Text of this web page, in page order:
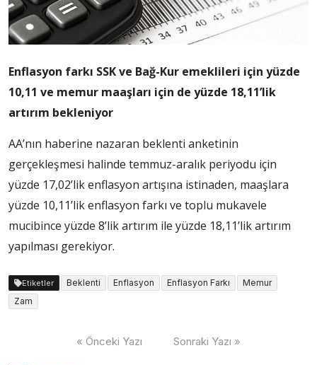
Enflasyon farkı SSK ve Bağ-Kur emeklileri için yüzde
10,11 ve memur maaşları için de yüzde 18,11’lik
artırım bekleniyor
AA’nın haberine nazaran beklenti anketinin
gerçekleşmesi halinde temmuz-aralık periyodu için
yüzde 17,02’lik enflasyon artışına istinaden, maaşlara
yüzde 10,11’lik enflasyon farkı ve toplu mukavele
mucibince yüzde 8’lik artırım ile yüzde 18,11’lik artırım
yapılması gerekiyor.
Etiketler Beklenti Enflasyon Enflasyon Farkı
Memur
Zam
« Önceki Yazı Sonraki Yazı »